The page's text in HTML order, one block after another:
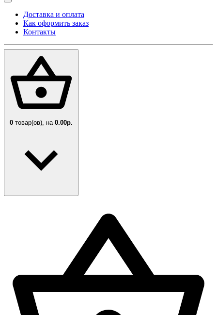
Доставка и оплата
Как оформить заказ
Контакты
0 товар(ов), на 0.00р.